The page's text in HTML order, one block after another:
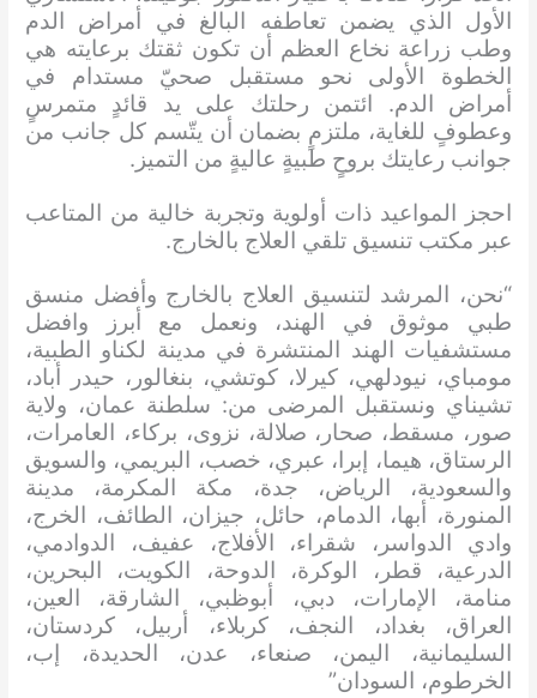
الأول الذي يضمن تعاطفه البالغ في أمراض الدم
وطب زراعة نخاع العظم أن تكون ثقتك برعايته هي
الخطوة الأولى نحو مستقبل صحيّ مستدام في
أمراض الدم. ائتمن رحلتك على يد قائدٍ متمرسٍ
وعطوفٍ للغاية، ملتزمٍ بضمان أن يتّسم كل جانب من
جوانب رعايتك بروحٍ طبيةٍ عاليةٍ من التميز.
احجز المواعيد ذات أولوية وتجربة خالية من المتاعب
عبر مكتب تنسيق تلقي العلاج بالخارج.
“نحن، المرشد لتنسيق العلاج بالخارج وأفضل منسق
طبي موثوق في الهند، ونعمل مع أبرز وافضل
مستشفيات الهند المنتشرة في مدينة لكناو الطبية،
مومباي، نيودلهي، كيرلا، كوتشي، بنغالور، حيدر أباد،
تشيناي ونستقبل المرضى من: سلطنة عمان، ولاية
صور، مسقط، صحار، صلالة، نزوى، بركاء، العامرات،
الرستاق، هيما، إبرا، عبري، خصب، البريمي، والسويق
والسعودية، الرياض، جدة، مكة المكرمة، مدينة
المنورة، أبها، الدمام، حائل، جيزان، الطائف، الخرج،
وادي الدواسر، شقراء، الأفلاج، عفيف، الدوادمي،
الدرعية، قطر، الوكرة، الدوحة، الكويت، البحرين،
منامة، الإمارات، دبي، أبوظبي، الشارقة، العين،
العراق، بغداد، النجف، كربلاء، أربيل، كردستان،
السليمانية، اليمن، صنعاء، عدن، الحديدة، إب،
الخرطوم، السودان”